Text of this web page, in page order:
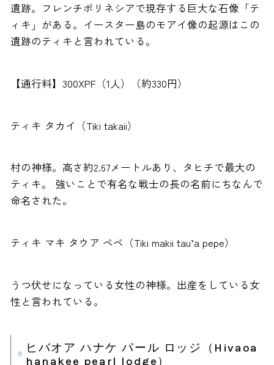
遺跡。フレンチポリネシアで現存する巨大な石像「テ
ィキ」がある。イースター島のモアイ像の起源はこの
遺跡のティキと言われている。
【通行料】300XPF（1人）（約330円）
ティキ タカイ（Tiki takaii）
村の神様。高さ約2.67メートルあり、タヒチで最大の
ティキ。 強いことで有名な戦士の長の名前にちなんで
命名された。
ティキ マキ タウア ペペ（Tiki makii tau’a pepe）
うつ伏せになっている女性の神様。出産をしている女
性と言われている。
ヒバオア ハナケ パール ロッジ（Hivaoa
hanakee pearl lodge）